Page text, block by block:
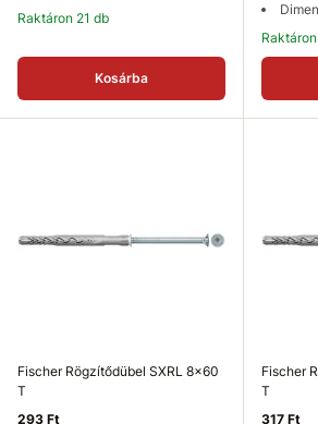
Raktáron 21 db
Kosárba
Fischer Rögzítődübel SXRL 8x60
T
293 Ft
Fischer
T
317 Ft